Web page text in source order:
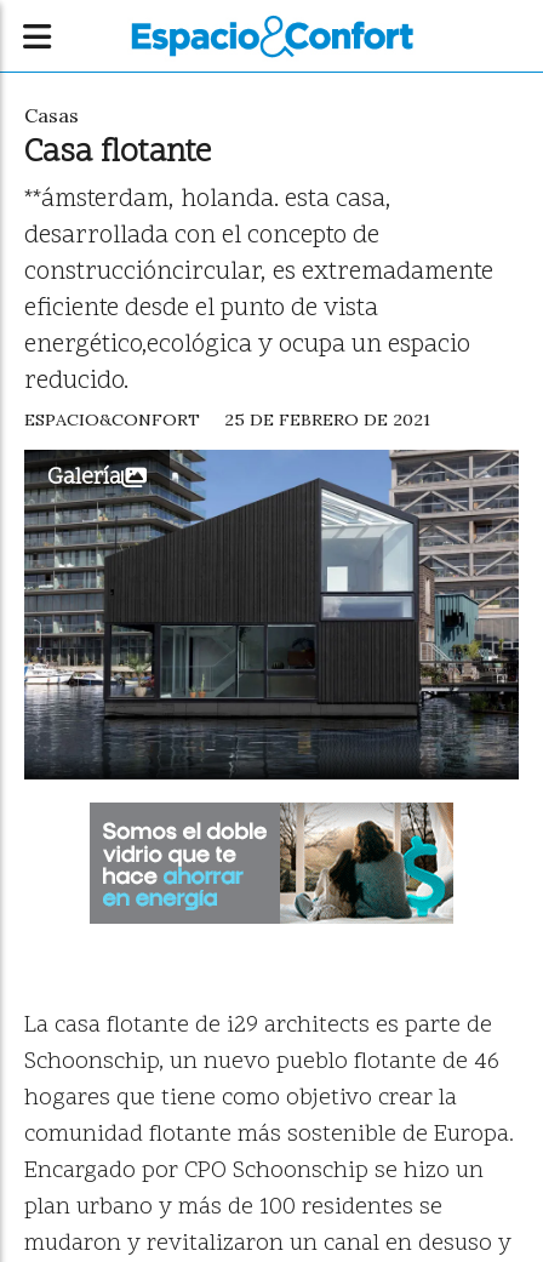
Casa flotante
**ámsterdam, holanda. esta casa,
desarrollada con el concepto de
construccióncircular, es extremadamente
eficiente desde el punto de vista
energético,ecológica y ocupa un espacio
reducido.
Casas
25 DE FEBRERO DE 2021
ESPACIO&CONFORT
Galería
La casa flotante de i29 architects es parte de
Schoonschip, un nuevo pueblo flotante de 46
hogares que tiene como objetivo crear la
comunidad flotante más sostenible de Europa.
Encargado por CPO Schoonschip se hizo un
plan urbano y más de 100 residentes se
mudaron y revitalizaron un canal en desuso y